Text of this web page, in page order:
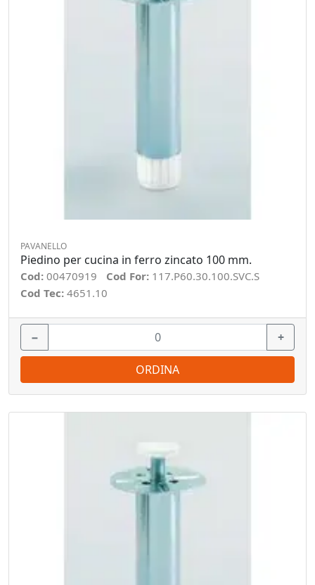
PAVANELLO
Piedino per cucina in ferro zincato 100 mm.
Cod: 00470919 Cod For: 117.P60.30.100.SVC.S
Cod Tec: 4651.10
− +
ORDINA